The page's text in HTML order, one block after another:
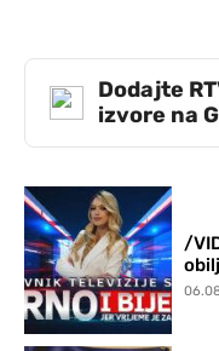
Dodajte
izvore na
/